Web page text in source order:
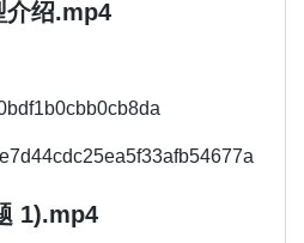
介绍.mp4
1).mp4